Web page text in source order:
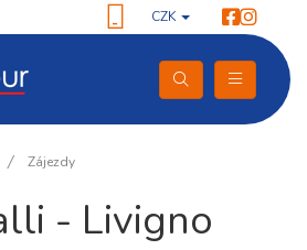
CZK
Zájezdy
- Livigno